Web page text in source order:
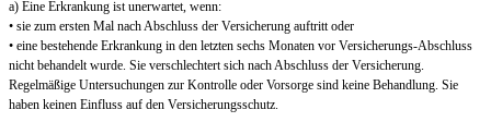
a) Eine Erkrankung ist unerwartet, wenn:
• sie zum ersten Mal nach Abschluss der Versicherung auftritt oder
• eine bestehende Erkrankung in den letzten sechs Monaten vor Versicherungs-Abschluss
nicht behandelt wurde. Sie verschlechtert sich nach Abschluss der Versicherung.
Regelmäßige Untersuchungen zur Kontrolle oder Vorsorge sind keine Behandlung. Sie
haben keinen Einfluss auf den Versicherungsschutz.